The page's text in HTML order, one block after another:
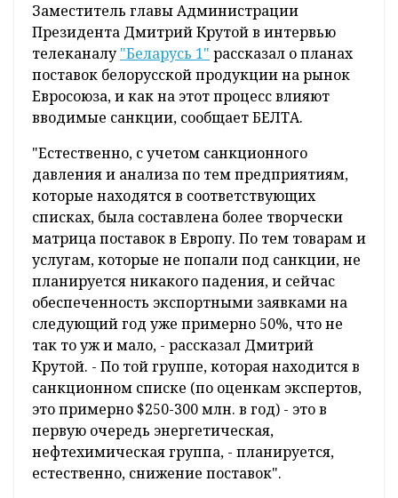
Заместитель главы Администрации
Президента Дмитрий Крутой в интервью
телеканалу"Беларусь 1" рассказал о планах
поставок белорусской продукции на рынок
Евросоюза, и как на этот процесс влияют
вводимые санкции, сообщает БЕЛТА.
"Естественно, с учетом санкционного
давления и анализа по тем предприятиям,
которые находятся в соответствующих
списках, была составлена более творчески
матрица поставок в Европу. По тем товарам и
услугам, которые не попали под санкции, не
планируется никакого падения, и сейчас
обеспеченность экспортными заявками на
следующий год уже примерно 50%, что не
так то уж и мало, - рассказал Дмитрий
Крутой. - По той группе, которая находится в
санкционном списке (по оценкам экспертов,
это примерно $250-300 млн. в год) - это в
первую очередь энергетическая,
нефтехимическая группа, - планируется,
естественно, снижение поставок".